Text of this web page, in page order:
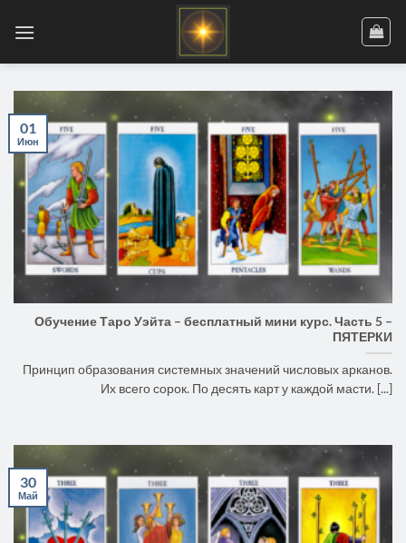
Обучение Таро Уэйта – бесплатный мини курс. Часть 5 –
ПЯТЕРКИ
Принцип образования системных значений числовых арканов.
Их всего сорок. По десять карт у каждой масти. [...]
01
Июн
30
Май